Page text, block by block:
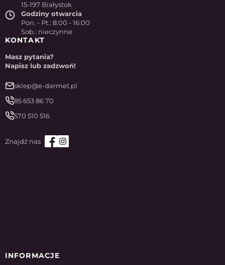
15-197 Białystok
Godziny otwarcia
Pon. - Pt.: 8:00 - 16:00
Sob.: nieczynne
KONTAKT
Masz pytania?
Napisz lub zadzwoń!
sklep@e-darmet.pl
85 653 86 70
570 510 516
INFORMACJE